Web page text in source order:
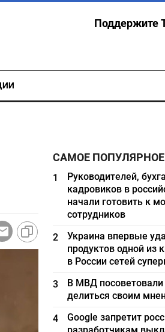
Поддержите
САМОЕ ПОПУЛЯРНОЕ
1
Руководителей,
кадровиков в
начали готовить к
сотрудников
2
Украина впервые
продуктов одной из
в России сетей
3
В МВД посоветовали
делиться своим
4
Google запретит